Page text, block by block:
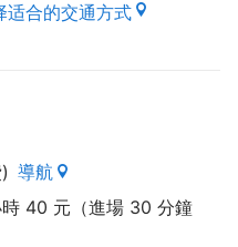
适合的交通方式
導航
40 元（進場 30 分鐘